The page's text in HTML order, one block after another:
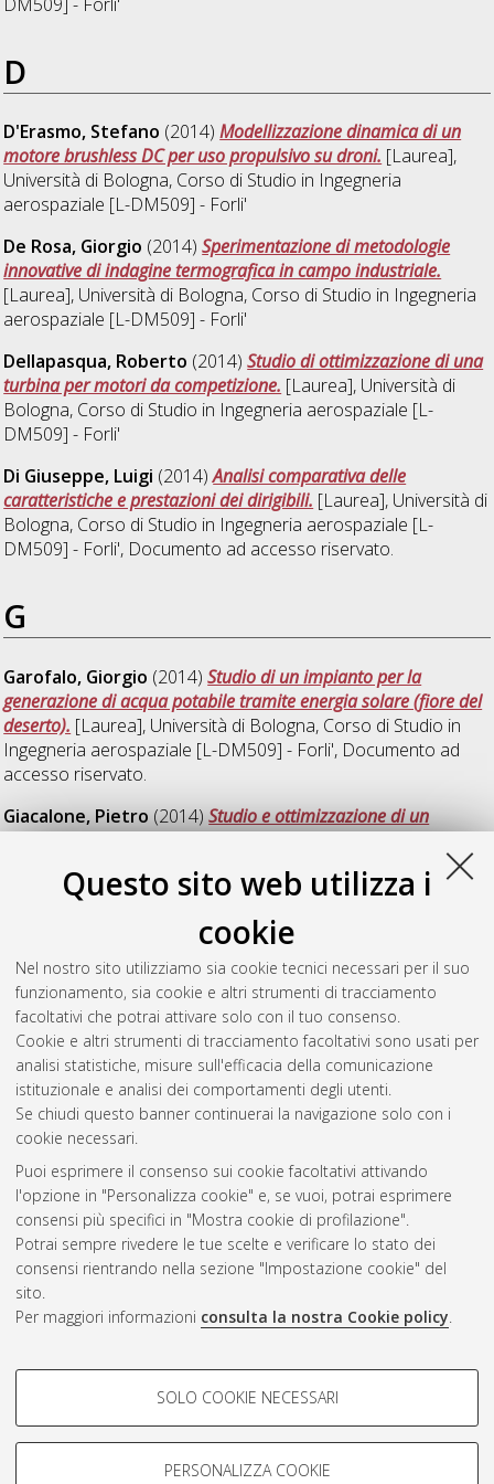
Questo sito web utilizza i
cookie
Nel nostro sito utilizziamo sia cookie tecnici necessari per il suo
funzionamento, sia cookie e altri strumenti di tracciamento
facoltativi che potrai attivare solo con il tuo consenso.
Cookie e altri strumenti di tracciamento facoltativi sono usati per
analisi statistiche, misure sull'efficacia della comunicazione
istituzionale e analisi dei comportamenti degli utenti.
Se chiudi questo banner continuerai la navigazione solo con i
cookie necessari.
Puoi esprimere il consenso sui cookie facoltativi attivando
l'opzione in "Personalizza cookie" e, se vuoi, potrai esprimere
consensi più specifici in "Mostra cookie di profilazione".
Potrai sempre rivedere le tue scelte e verificare lo stato dei
consensi rientrando nella sezione "Impostazione cookie" del
sito.
Per maggiori informazioni consulta la nostra Cookie policy.
COOKIE DI PROFILAZIONE -
Si tratta di cookie utilizzati per analizzare le caratteristiche della
navigazione degli utenti, creare profili in base al loro comportamento
SOLO COOKIE NECESSARI
PERSONALIZZA COOKIE
D
D'Erasmo, Stefano (2014)Modellizzazione dinamica di un
motore brushless DC per uso propulsivo su droni. [Laurea],
Università di Bologna, Corso di Studio in Ingegneria
aerospaziale [L-DM509] - Forli'
De Rosa, Giorgio (2014)Sperimentazione di metodologie
innovative di indagine termografica in campo industriale.
[Laurea], Università di Bologna, Corso di Studio in Ingegneria
aerospaziale [L-DM509] - Forli'
Dellapasqua, Roberto (2014)Studio di ottimizzazione di una
turbina per motori da competizione. [Laurea], Università di
Bologna, Corso di Studio in Ingegneria aerospaziale [L-
DM509] - Forli'
Di Giuseppe, Luigi (2014)Analisi comparativa delle
caratteristiche e prestazioni dei dirigibili. [Laurea], Università di
Bologna, Corso di Studio in Ingegneria aerospaziale [L-
DM509] - Forli', Documento ad accesso riservato.
G
Garofalo, Giorgio (2014)Studio di un impianto per la
generazione di acqua potabile tramite energia solare (fiore del
deserto). [Laurea], Università di Bologna, Corso di Studio in
Ingegneria aerospaziale [L-DM509] - Forli', Documento ad
accesso riservato.
Giacalone, Pietro (2014)Studio e ottimizzazione di un
[Laurea], Università di Bologna, Corso di Studio
Ingegneria aerospaziale [L-DM509] - Forli'
Studio di fattibilità di motore bicilindrico
Università di Bologna, Corso di Studio inIngegneria
aerospaziale [L-DM509] - Forli' , Documento ad accesso
riservato.
Questa lista e' stata generata ilWed Aug 5 20:39:51 2026
CEST
Atom
Rss 1.0
Rss 2.0
AMS Laurea
Impostazioni Cookie
Informativa sulla privacy
Condizioni d’uso del sito